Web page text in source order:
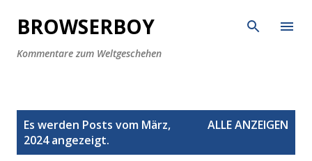
Direkt zum Hauptbereich
BROWSERBOY
Kommentare zum Weltgeschehen
Es werden Posts vom März,
2024 angezeigt.
ALLE ANZEIGEN